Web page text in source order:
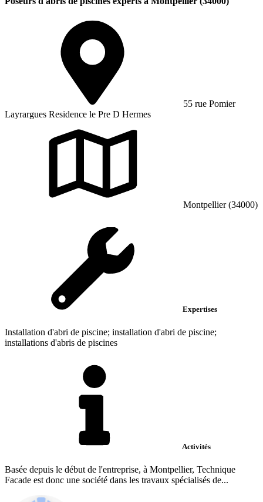
55 rue Pomier
Layrargues Residence le Pre D Hermes
Montpellier (34000)
Expertises
Installation d'abri de piscine; installation d'abri de piscine;
installations d'abris de piscines
Activités
Basée depuis le début de l'entreprise, à Montpellier, Technique
Facade est donc une société dans les travaux spécialisés de...